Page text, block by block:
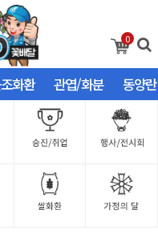
0
화환 관엽/화분 동양란